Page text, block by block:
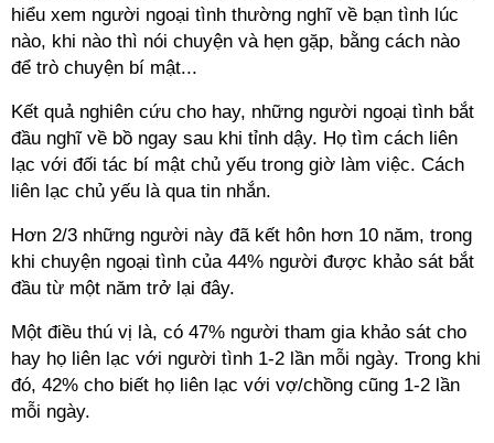
hiểu xem người ngoại tình thường nghĩ về bạn tình lúc
nào, khi nào thì nói chuyện và hẹn gặp, bằng cách nào
để trò chuyện bí mật...
Kết quả nghiên cứu cho hay, những người ngoại tình bắt
đầu nghĩ về bồ ngay sau khi tỉnh dậy. Họ tìm cách liên
lạc với đối tác bí mật chủ yếu trong giờ làm việc. Cách
liên lạc chủ yếu là qua tin nhắn.
Hơn 2/3 những người này đã kết hôn hơn 10 năm, trong
khi chuyện ngoại tình của 44% người được khảo sát bắt
đầu từ một năm trở lại đây.
Một điều thú vị là, có 47% người tham gia khảo sát cho
hay họ liên lạc với người tình 1-2 lần mỗi ngày. Trong khi
đó, 42% cho biết họ liên lạc với vợ/chồng cũng 1-2 lần
mỗi ngày.